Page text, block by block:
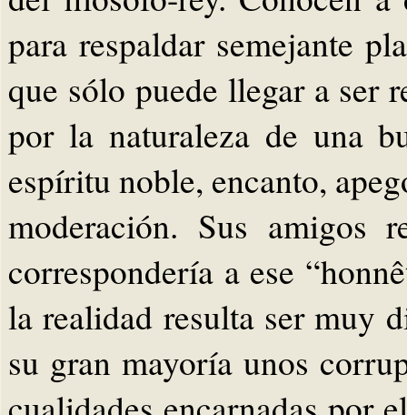
para respaldar semejante
que sólo puede llegar a ser
por la naturaleza de una
espíritu noble, encanto,
moderación. Sus amigos
correspondería a ese
la realidad resulta ser muy
su gran mayoría unos